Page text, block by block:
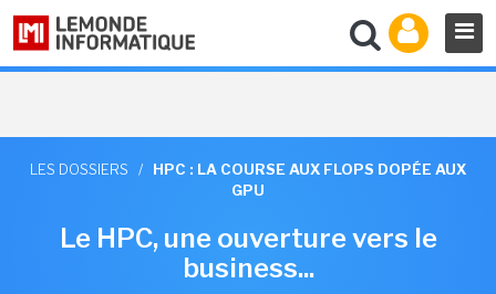
LES DOSSIERS /
HPC : LA COURSE AUX FLOPS DOPÉE AUX
GPU
Le HPC, une ouverture vers le
business...